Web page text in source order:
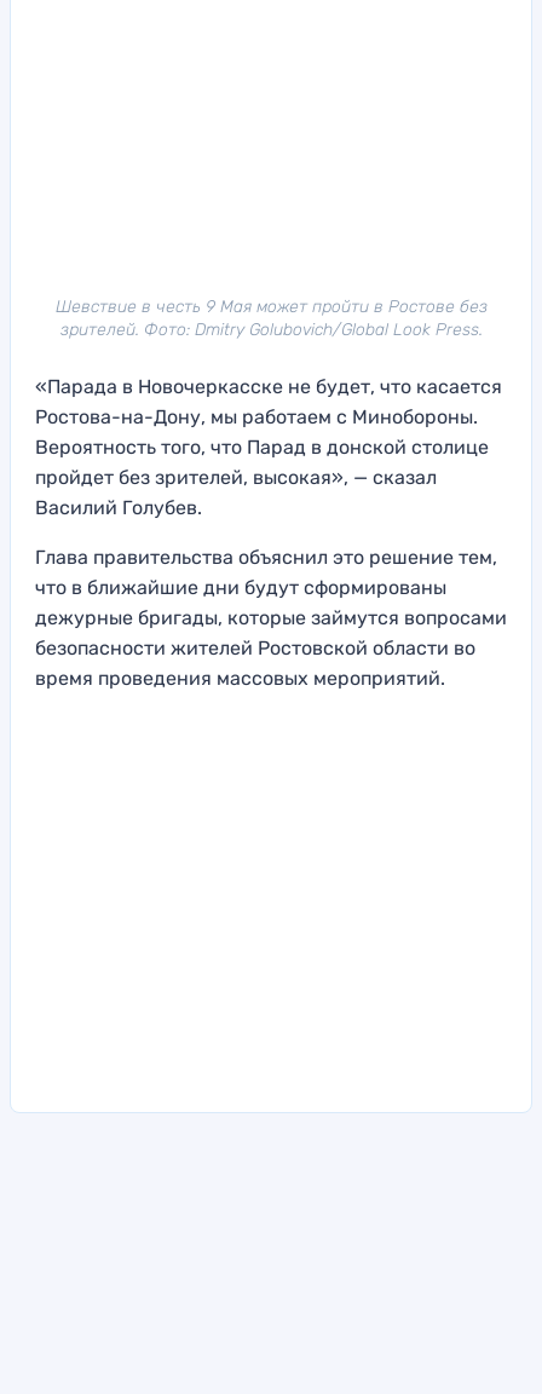
Шевствие в честь 9 Мая может пройти в Ростове без
зрителей. Фото: Dmitry Golubovich/Global Look Press.
«Парада в Новочеркасске не будет, что касается
Ростова-на-Дону, мы работаем с Минобороны.
Вероятность того, что Парад в донской столице
пройдет без зрителей, высокая», — сказал
Василий Голубев.
Глава правительства объяснил это решение тем,
что в ближайшие дни будут сформированы
дежурные бригады, которые займутся вопросами
безопасности жителей Ростовской области во
время проведения массовых мероприятий.